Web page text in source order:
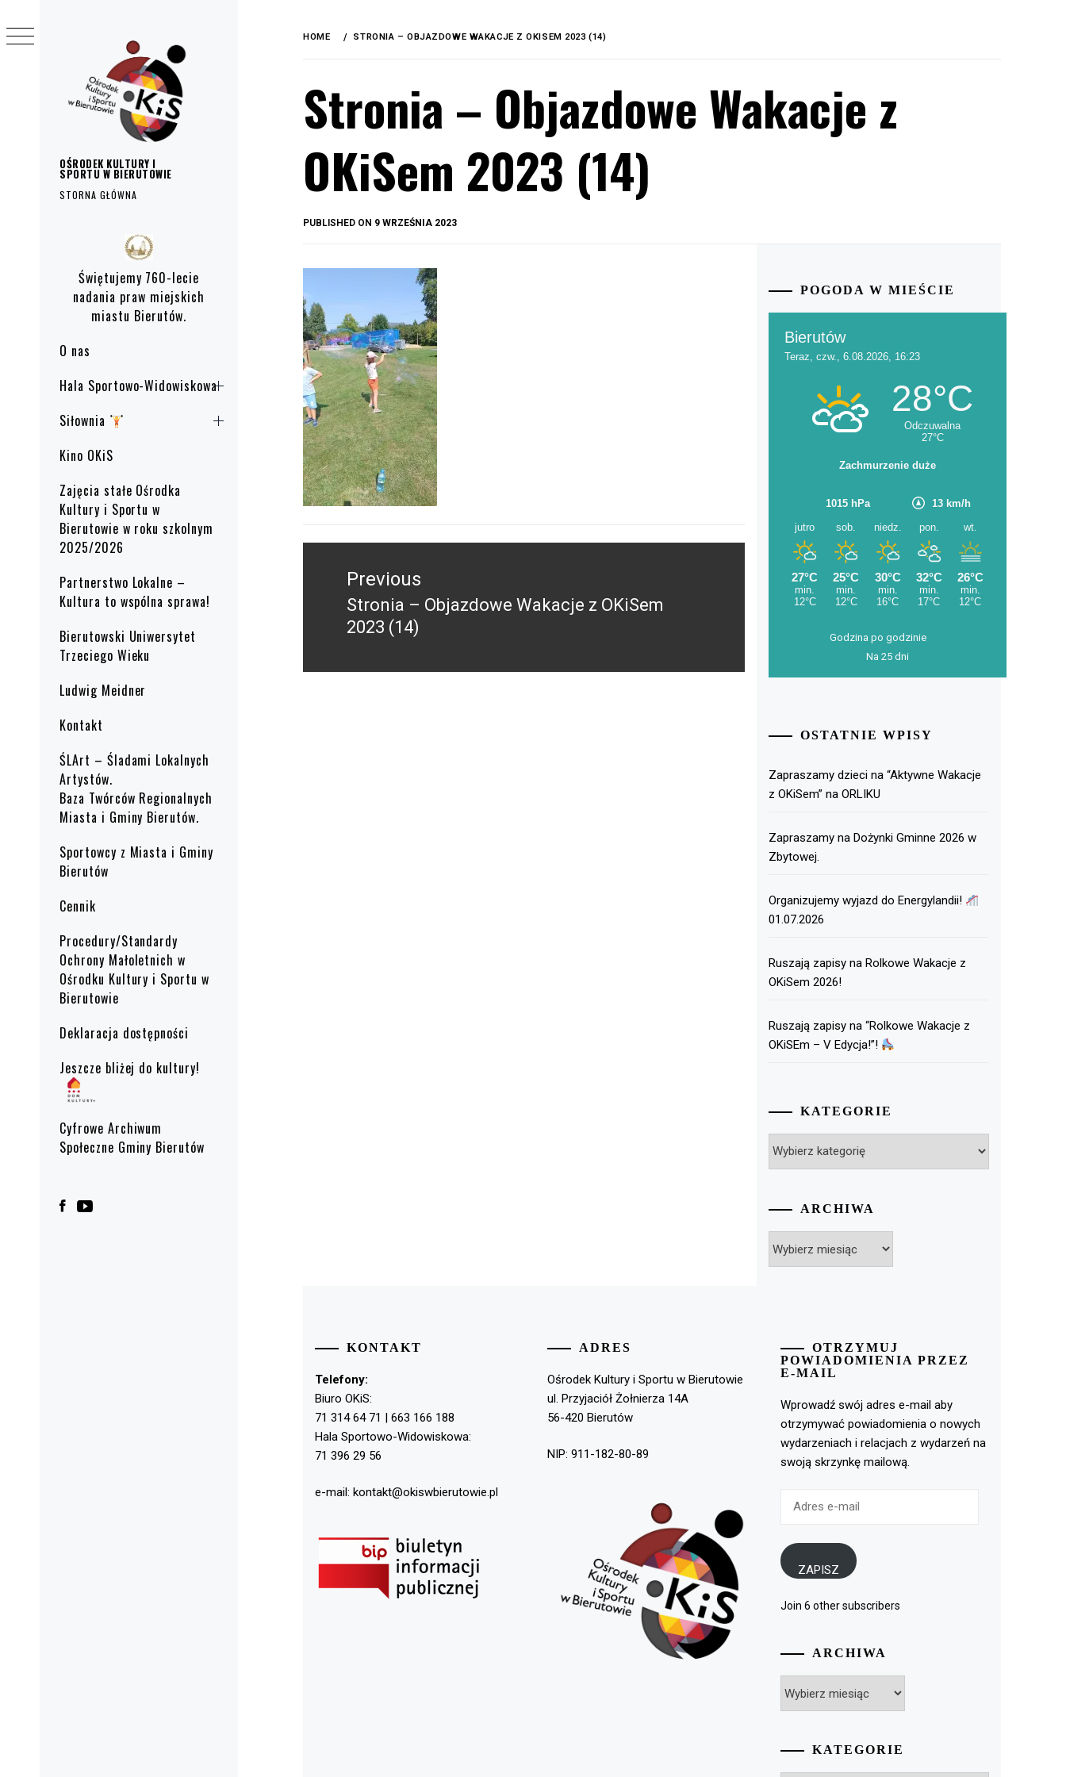
OŚRODEK KULTURY I
SPORTU W BIERUTOWIE
STORNA GŁÓWNA
Świętujemy 760-lecie
nadania praw miejskich
miastu Bierutów.
O nas
Hala Sportowo-Widowiskowa
Siłownia
Kino OKiS
Zajęcia stałe Ośrodka
Kultury i Sportu w
Bierutowie w roku szkolnym
2025/2026
Partnerstwo Lokalne –
Kultura to wspólna sprawa!
Bierutowski Uniwersytet
Trzeciego Wieku
Ludwig Meidner
Kontakt
ŚLArt – Śladami Lokalnych
Artystów.
Baza Twórców Regionalnych
Miasta i Gminy Bierutów.
Sportowcy z Miasta i Gminy
Bierutów
Cennik
Procedury/Standardy
Ochrony Małoletnich w
Ośrodku Kultury i Sportu w
Bierutowie
Deklaracja dostępności
Jeszcze bliżej do kultury!
Cyfrowe Archiwum
Społeczne Gminy Bierutów
HOME STRONIA – OBJAZDOWE WAKACJE Z OKISEM 2023 (14)
Stronia – Objazdowe Wakacje z
OKiSem 2023 (14)
PUBLISHED ON 9 WRZEŚNIA 2023
wpisuPrevious
Previous
post:
Stronia – Objazdowe Wakacje z OKiSem
2023 (14)
POGODA W MIEŚCIE
Godzina po godzinie
Na 25 dni
OSTATNIE WPISY
Zapraszamy dzieci na “Aktywne Wakacje
z OKiSem” na ORLIKU
Zapraszamy na Dożynki Gminne 2026 w
Zbytowej.
Organizujemy wyjazd do Energylandii!
01.07.2026
Ruszają zapisy na Rolkowe Wakacje z
OKiSem 2026!
Ruszają zapisy na “Rolkowe Wakacje z
OKiSEm – V Edycja!”!
KATEGORIE
ARCHIWA
KONTAKT
Telefony:
Biuro OKiS:
71 314 64 71 | 663 166 188
Hala Sportowo-Widowiskowa:
71 396 29 56
e-mail: kontakt@okiswbierutowie.pl
ADRES
Ośrodek Kultury i Sportu w Bierutowie
ul. Przyjaciół Żołnierza 14A
56-420 Bierutów
NIP: 911-182-80-89
OTRZYMUJ
POWIADOMIENIA PRZEZ
E-MAIL
Wprowadź swój adres e-mail aby
otrzymywać powiadomienia o nowych
wydarzeniach i relacjach z wydarzeń na
swoją skrzynkę mailową.
ZAPISZ
Join 6 other subscribers
ARCHIWA
KATEGORIE